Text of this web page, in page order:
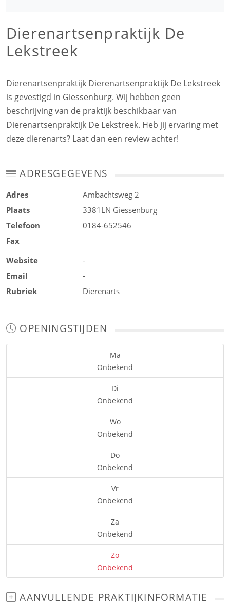
Dierenartsenpraktijk De
Lekstreek
Dierenartsenpraktijk Dierenartsenpraktijk De Lekstreek
is gevestigd in Giessenburg. Wij hebben geen
beschrijving van de praktijk beschikbaar van
Dierenartsenpraktijk De Lekstreek. Heb jij ervaring met
deze dierenarts? Laat dan een review achter!
ADRESGEGEVENS
Adres
Ambachtsweg 2
Plaats
3381LN Giessenburg
Telefoon
0184-652546
Fax
Website
-
Email
-
Rubriek
Dierenarts
OPENINGSTIJDEN
Ma
Onbekend
Di
Onbekend
Wo
Onbekend
Do
Onbekend
Vr
Onbekend
Za
Onbekend
Zo
Onbekend
AANVULLENDE PRAKTIJKINFORMATIE